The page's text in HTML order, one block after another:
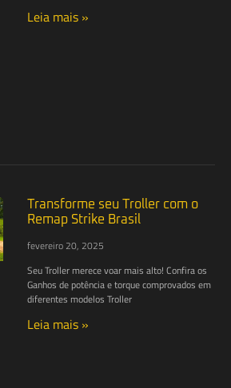
Leia mais »
Transforme seu Troller com o
Remap Strike Brasil
fevereiro 20, 2025
Seu Troller merece voar mais alto! Confira os
Ganhos de potência e torque comprovados em
diferentes modelos Troller
Leia mais »